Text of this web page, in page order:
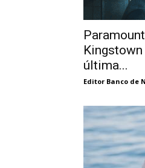
última...
Editor Banco de